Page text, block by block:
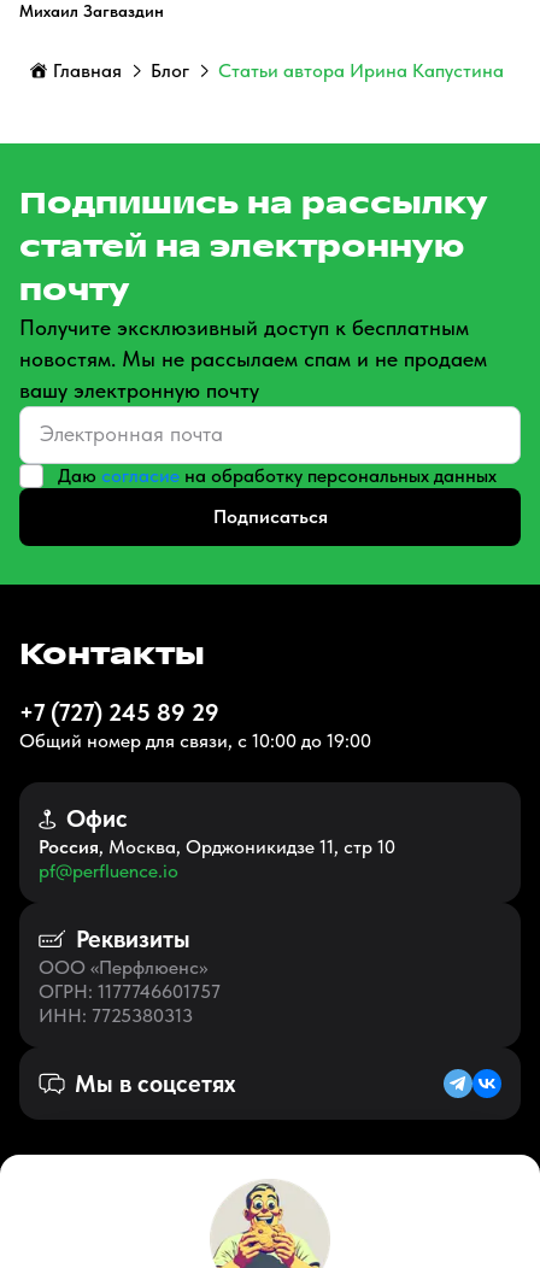
Михаил Загваздин
Главная Блог Статьи автора Ирина Капустина
Подпишись на рассылку
статей на электронную
почту
Получите эксклюзивный доступ к бесплатным
новостям. Мы не рассылаем спам и не продаем
вашу электронную почту
Даю согласие на обработку персональных данных
Подписаться
Контакты
+7 (727) 245 89 29
Общий номер для связи, с 10:00 до 19:00
Офис
Россия, Москва, Орджоникидзе 11, стр 10
pf@perfluence.io
Реквизиты
ООО «Перфлюенс»
ОГРН: 1177746601757
ИНН: 7725380313
Мы в соцсетях
Русский (KZ)